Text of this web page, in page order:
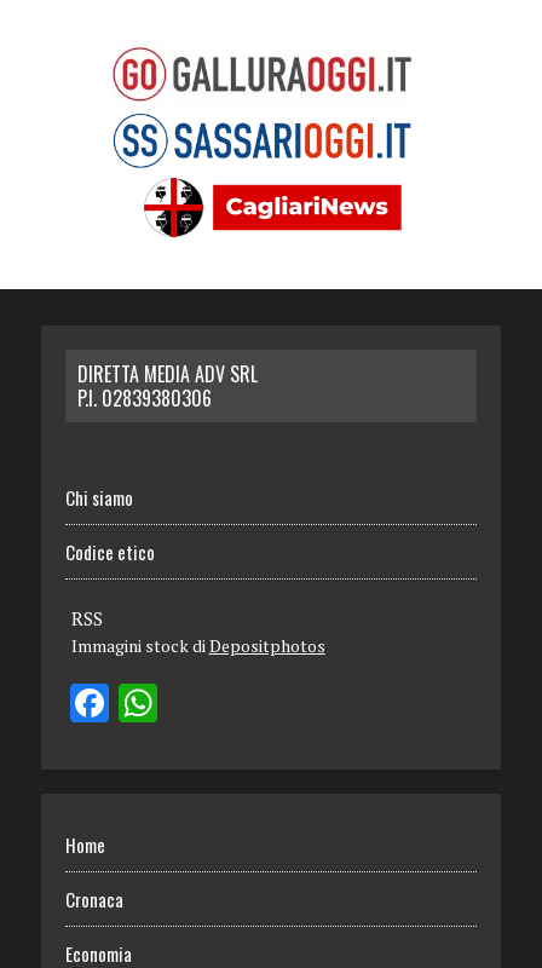
DIRETTA MEDIA ADV SRL
P.I. 02839380306
Chi siamo
Codice etico
RSS
Immagini stock di Depositphotos
Home
Cronaca
Economia